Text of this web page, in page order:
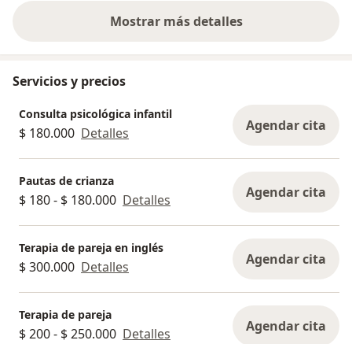
Mostrar más detalles
sobre la experiencia
Servicios y precios
Consulta psicológica infantil
$ 180.000 Detalles Agendar cita
Pautas de crianza
$ 180 - $ 180.000 Detalles Agendar cita
Terapia de pareja en inglés
$ 300.000 Detalles Agendar cita
Terapia de pareja
$ 200 - $ 250.000 Detalles Agendar cita